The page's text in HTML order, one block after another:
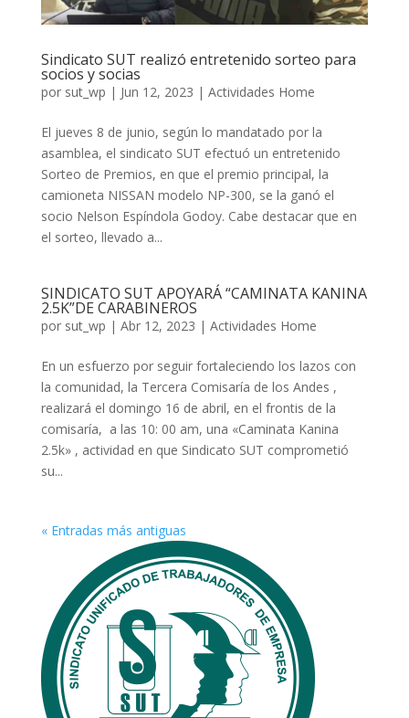
Sindicato SUT realizó entretenido sorteo para
socios y socias
por sut_wp | Jun 12, 2023 | Actividades Home
El jueves 8 de junio, según lo mandatado por la
asamblea, el sindicato SUT efectuó un entretenido
Sorteo de Premios, en que el premio principal, la
camioneta NISSAN modelo NP-300, se la ganó el
socio Nelson Espíndola Godoy. Cabe destacar que en
el sorteo, llevado a...
SINDICATO SUT APOYARÁ “CAMINATA KANINA
2.5K”DE CARABINEROS
por sut_wp | Abr 12, 2023 | Actividades Home
En un esfuerzo por seguir fortaleciendo los lazos con
la comunidad, la Tercera Comisaría de los Andes ,
realizará el domingo 16 de abril, en el frontis de la
comisaría, a las 10: 00 am, una «Caminata Kanina
2.5k» , actividad en que Sindicato SUT comprometió
su...
« Entradas más antiguas